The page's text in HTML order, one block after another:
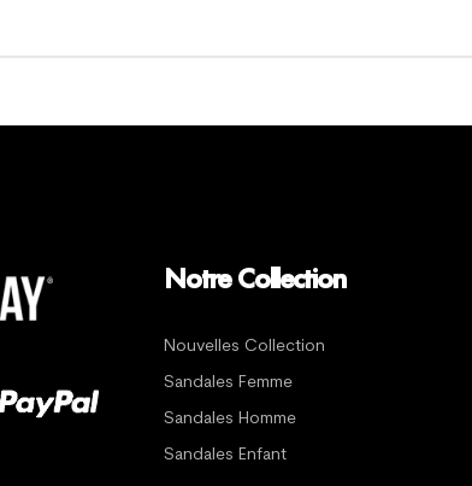
Notre Collection
Nouvelles Collection
Sandales Femme
Sandales Homme
Sandales Enfant